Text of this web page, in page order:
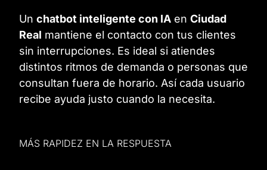
Un chatbot inteligente con IAen Ciudad
Real mantiene el contacto con tus clientes
sin interrupciones. Es ideal si atiendes
distintos ritmos de demanda o personas que
consultan fuera de horario. Así cada usuario
recibe ayuda justo cuando la necesita.
MÁS RAPIDEZ EN LA RESPUESTA